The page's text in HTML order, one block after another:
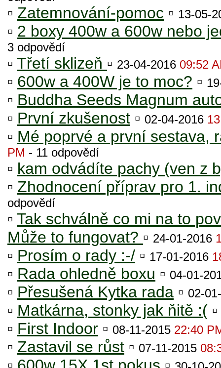
▫ Zatemnování-pomoc ▫ 13-05-
▫ 2 boxy 400w a 600w nebo
3 odpovědí
▫ Třetí sklizeň ▫ 23-04-2016 09:52
▫ 600w a 400W je to moc? ▫
▫ Buddha Seeds Magnum
▫ První zkušenost ▫ 02-04-2016
▫ Mé poprvé a první sestava,
PM - 11 odpovědí
▫ kam odvádíte pachy (ven z
▫ Zhodnocení příprav pro 1.
odpovědí
▫ Tak schválně co mi na to
Může to fungovat? ▫ 24-01-2016
▫ Prosím o rady :-/ ▫ 17-01-2016
▫ Rada ohledně boxu ▫ 04-01-
▫ Přesušená Kytka rada ▫ 02-
▫ Matkárna, stonky jak ňitě :(
▫ First Indoor ▫ 08-11-2015 22:40
▫ Zastavil se růst ▫ 07-11-2015